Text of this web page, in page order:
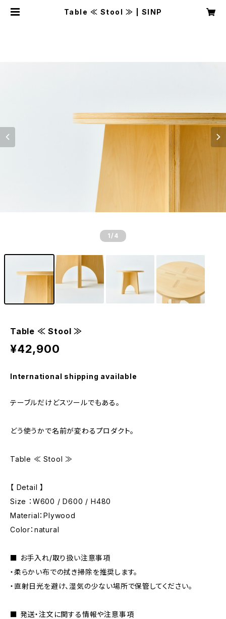
Table ≪ Stool ≫ | SINP
1 /4
Table ≪ Stool ≫
¥42,900
International shipping available
テーブルだけどスツールでもある。
どう使うかで名前が変わるプロダクト。
Table ≪ Stool ≫
【 Detail 】
Size ：W600 / D600 / H480
Material：Plywood
Color：natural
■ お手入れ/取り扱い注意事項
・柔らかい布での拭き掃除を推奨します。
・直射日光を避け、湿気の少ない場所で保管してください。
■ 発送・注文に関する情報や注意事項